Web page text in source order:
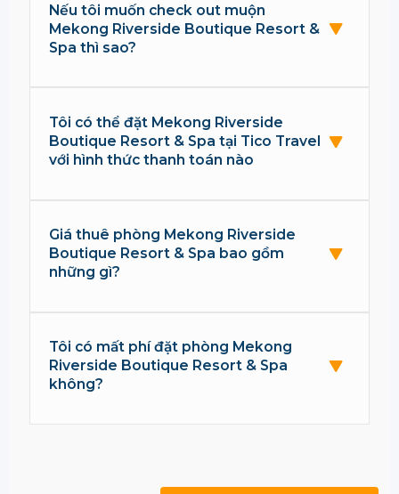
Nếu tôi muốn check out muộn
Mekong Riverside Boutique Resort &
Spa thì sao?
Tôi có thể đặt Mekong Riverside
Boutique Resort & Spa tại Tico Travel
với hình thức thanh toán nào
Giá thuê phòng Mekong Riverside
Boutique Resort & Spa bao gồm
những gì?
Tôi có mất phí đặt phòng Mekong
Riverside Boutique Resort & Spa
không?